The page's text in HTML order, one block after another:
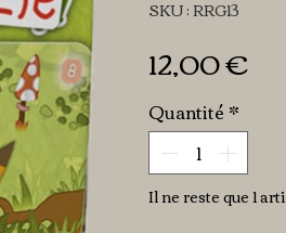
SKU : RRG13
12,00 €Prix
Quantité *
Il ne reste que 1